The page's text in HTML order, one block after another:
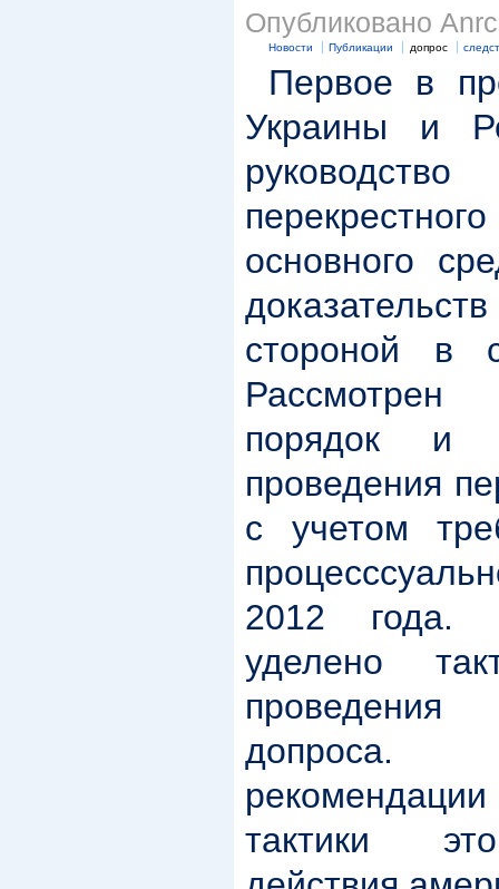
Опубликовано
Новости Публикации допрос
Первое в
Украины и
основного
стороной в
порядок и
проведения
с учетом
2012 года.
уделено
допроса.
тактики